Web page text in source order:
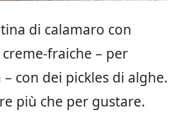
di calamaro con
fraiche – per
con dei pickles di alghe.
più che per gustare.